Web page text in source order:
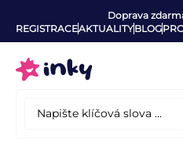
Doprava
REGISTRACEAKTUALITYBLOG